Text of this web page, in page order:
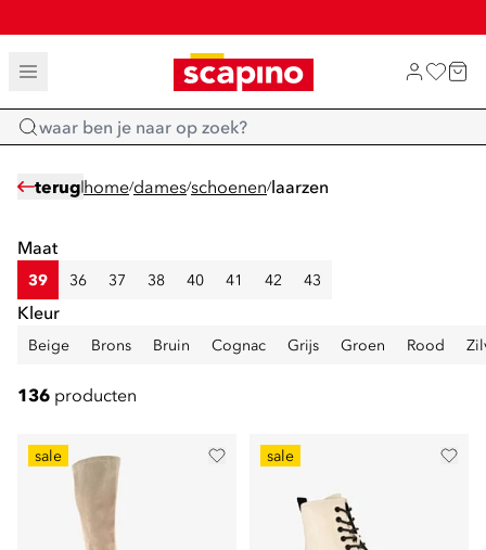
TOT 70% KORTING OP SALE
SHOP NIEUW
Home
terug home/dames/schoenen/laarzen
Maat
39 36 37 38 40 41 42 43
Kleur
Beige Brons Bruin Cognac Grijs Groen Rood
136 producten
sale sale